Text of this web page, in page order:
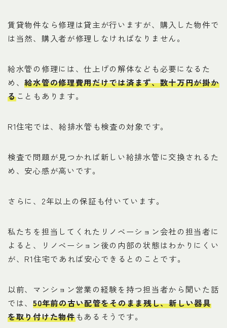
賃貸物件なら修理は貸主が行いますが、購入した物件で
は当然、購入者が修理しなければなりません。
給水管の修理には、仕上げの解体なども必要になるた
め、給水管の修理費用だけでは済まず、数十万円が掛か
ることもあります。
R1住宅では、給排水管も検査の対象です。
検査で問題が見つかれば新しい給排水管に交換されるた
め、安心感が高いです。
さらに、2年以上の保証も付いています。
私たちを担当してくれたリノベーション会社の担当者に
よると、リノベーション後の内部の状態はわかりにくい
が、R1住宅であれば安心できるとのことです。
以前、マンション営業の経験を持つ担当者から聞いた話
では、50年前の古い配管をそのまま残し、新しい器具
を取り付けた物件もあるそうです。